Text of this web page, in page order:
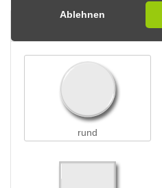
Ablehnen
rund